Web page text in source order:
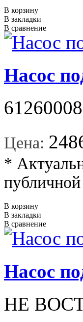
В корзину
В закладки
В сравнение
Насос
Цена:
*
В корзину
В закладки
В сравнение
Насос
НЕ